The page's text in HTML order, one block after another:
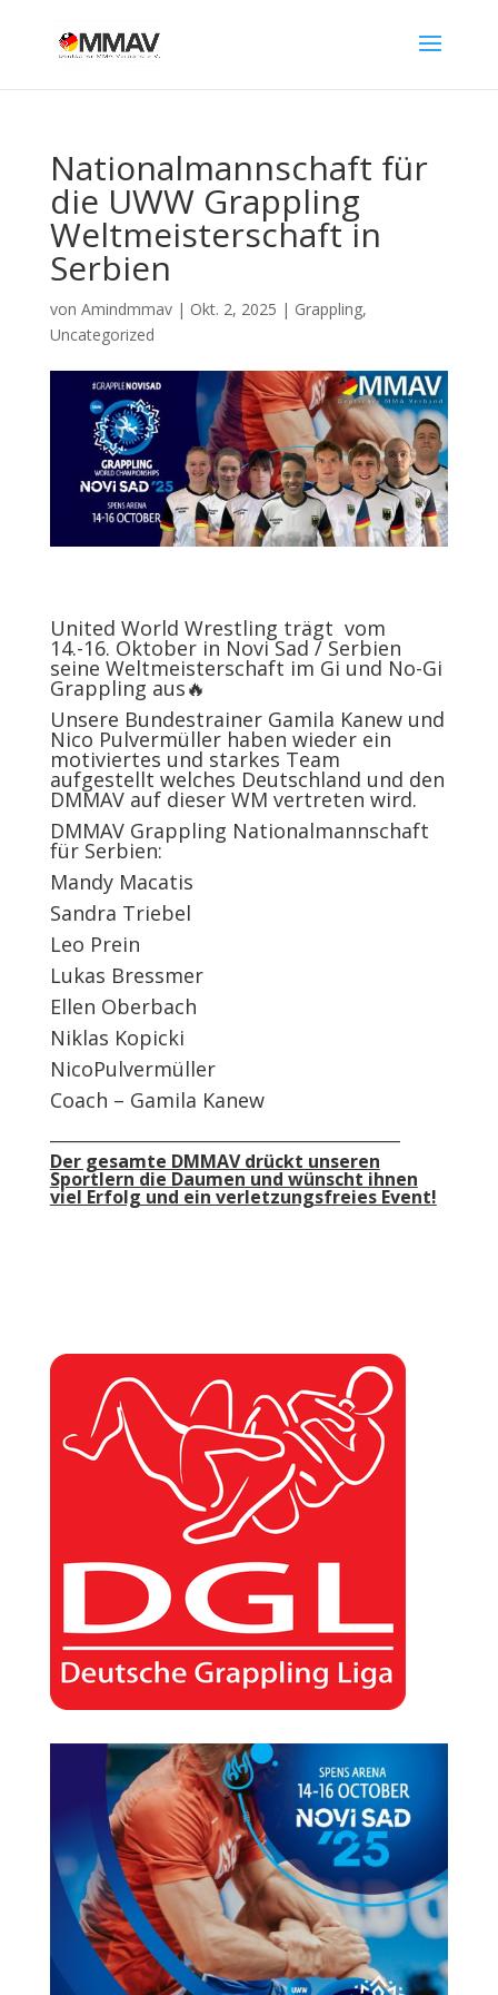
Nationalmannschaft für
die UWW Grappling
Weltmeisterschaft in
Serbien
von Amindmmav| Okt. 2, 2025 | Grappling,
Uncategorized
United World Wrestling trägt vom
14.-16. Oktober in Novi Sad / Serbien
seine Weltmeisterschaft im Gi und No-Gi
Grappling aus🔥
Unsere Bundestrainer Gamila Kanew und
Nico Pulvermüller haben wieder ein
motiviertes und starkes Team
aufgestellt welches Deutschland und den
DMMAV auf dieser WM vertreten wird.
DMMAV Grappling Nationalmannschaft
für Serbien:
Mandy Macatis
Sandra Triebel
Leo Prein
Lukas Bressmer
Ellen Oberbach
Niklas Kopicki
NicoPulvermüller
Coach – Gamila Kanew
Der gesamte DMMAV drückt unseren
Sportlern die Daumen und wünscht ihnen
viel Erfolg und ein verletzungsfreies Event!